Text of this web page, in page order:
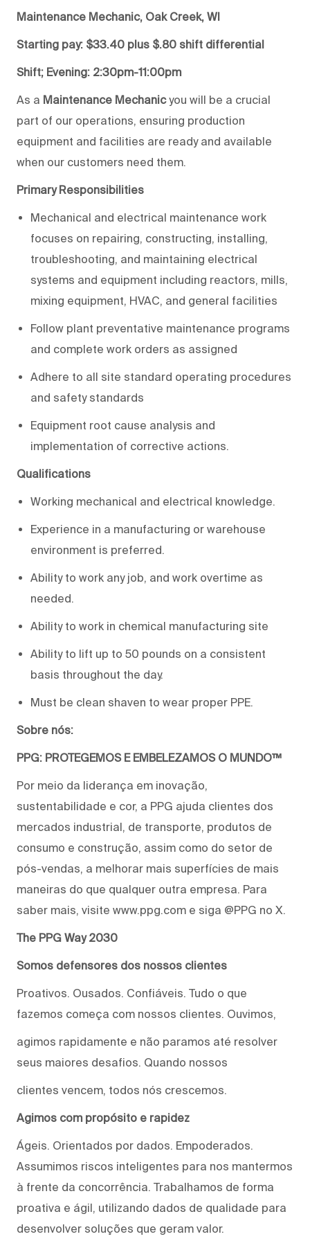
Maintenance Mechanic, Oak Creek, WI
Starting pay: $33.40 plus $.80 shift differential
Shift; Evening: 2:30pm-11:00pm
As a Maintenance Mechanicyou will be a crucial
part of our operations, ensuring production
equipment and facilities are ready and available
when our customers need them.
Primary Responsibilities
Mechanical and electrical maintenance work
focuses on repairing, constructing, installing,
troubleshooting, and maintaining electrical
systems and equipment including reactors, mills,
mixing equipment, HVAC, and general facilities
Follow plant preventative maintenance programs
and complete work orders as assigned
Adhere to all site standard operating procedures
and safety standards
Equipment root cause analysis and
implementation of corrective actions.
Qualifications
Working mechanical and electrical knowledge.
Experience in a manufacturing or warehouse
environment is preferred.
Ability to work any job, and work overtime as
needed.
Ability to work in chemical manufacturing site
Ability to lift up to 50 pounds on a consistent
basis throughout the day.
Must be clean shaven to wear proper PPE.
Sobre nós:
PPG: PROTEGEMOS E EMBELEZAMOS O MUNDO™
Por meio da liderança em inovação,
sustentabilidade e cor, a PPG ajuda clientes dos
mercados industrial, de transporte, produtos de
consumo e construção, assim como do setor de
pós-vendas, a melhorar mais superfícies de mais
maneiras do que qualquer outra empresa. Para
saber mais, visite www.ppg.com e siga @PPG no X.
The PPG Way 2030
Somos defensores dos nossos clientes
Proativos. Ousados. Confiáveis. Tudo o que
fazemos começa com nossos clientes. Ouvimos,
agimos rapidamente e não paramos até resolver
seus maiores desafios. Quando nossos
clientes vencem, todos nós crescemos.
Agimos com propósito e rapidez
Ágeis. Orientados por dados. Empoderados.
Assumimos riscos inteligentes para nos mantermos
à frente da concorrência. Trabalhamos de forma
proativa e ágil, utilizando dados de qualidade para
desenvolver soluções que geram valor.